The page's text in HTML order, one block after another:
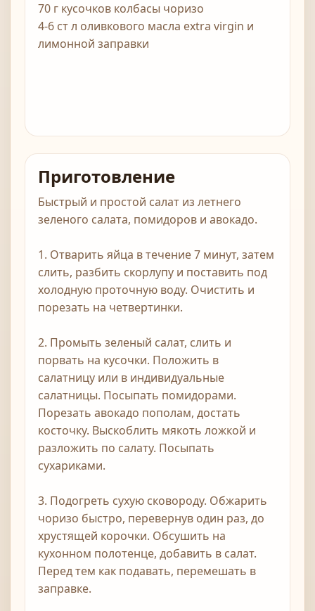
70 г кусочков колбасы чоризо
4-6 ст л оливкового масла extra virgin и
лимонной заправки
Приготовление
Быстрый и простой салат из летнего
зеленого салата, помидоров и авокадо.
1. Отварить яйца в течение 7 минут, затем
слить, разбить скорлупу и поставить под
холодную проточную воду. Очистить и
порезать на четвертинки.
2. Промыть зеленый салат, слить и
порвать на кусочки. Положить в
салатницу или в индивидуальные
салатницы. Посыпать помидорами.
Порезать авокадо пополам, достать
косточку. Выскоблить мякоть ложкой и
разложить по салату. Посыпать
сухариками.
3. Подогреть сухую сковороду. Обжарить
чоризо быстро, перевернув один раз, до
хрустящей корочки. Обсушить на
кухонном полотенце, добавить в салат.
Перед тем как подавать, перемешать в
заправке.